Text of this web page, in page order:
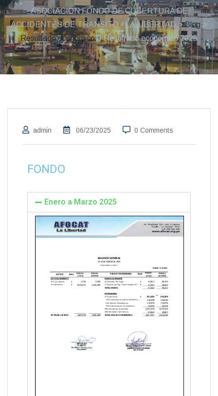
ASOCIACION FONDO DE COBERTURA DE
ACCIDENTES DE TRANSITO - LA LIBERTAD >Blog >
Resultado economico> Resultado económico 2025
admin 06/23/2025 0 Comments
FONDO
Enero a Marzo 2025